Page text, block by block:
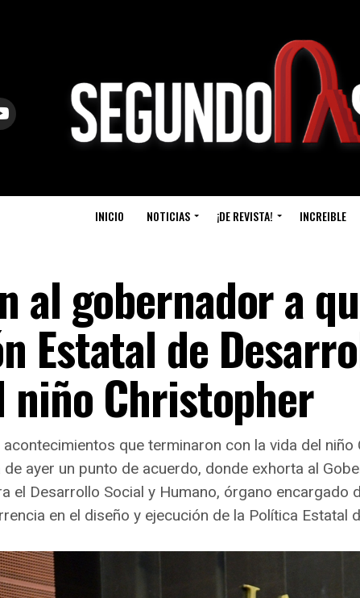
INICIO NOTICIAS ¡DE REVISTA! INCREIBLE
al gobernador a
Estatal de
niño Christopher
que terminaron con la vida del
ayer un punto de acuerdo, donde exhorta al
el Desarrollo Social y Humano, órgano
en el diseño y ejecución de la Política Estatal